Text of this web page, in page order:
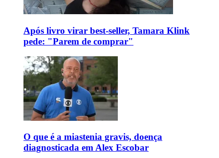
Após livro virar best-seller, Tamara Klink
pede: "Parem de comprar"
O que é a miastenia gravis, doença
diagnosticada em Alex Escobar